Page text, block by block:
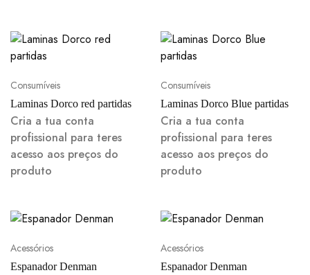
Consumíveis
Laminas Dorco red partidas
Cria a tua conta
profissional para teres
acesso aos preços do
produto
Consumíveis
Laminas Dorco Blue partidas
Cria a tua conta
profissional para teres
acesso aos preços do
produto
Acessórios
Espanador Denman
Acessórios
Espanador Denman